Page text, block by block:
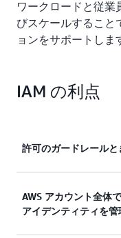
ワークロードと従業
びスケールすること
ョンをサポートしま
IAM の利点
許可のガードレール
行い、ワークロー
ールを使用するこ
AWS アカウント全体
アイデンティティを管